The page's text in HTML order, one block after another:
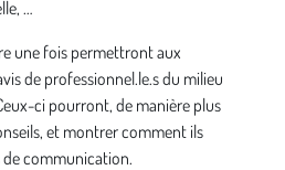
…
une fois permettront aux
de professionnel.le.s du milieu
ci pourront, de manière plus
et montrer comment ils
communication.